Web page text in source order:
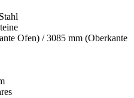
Ofen) / 3085 mm (Oberkante